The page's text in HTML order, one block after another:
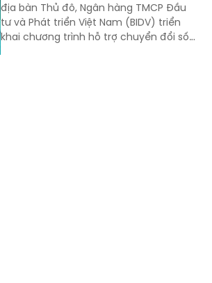
địa bàn Thủ đô, Ngân hàng TMCP Đầu
tư và Phát triển Việt Nam (BIDV) triển
khai chương trình hỗ trợ chuyển đổi số